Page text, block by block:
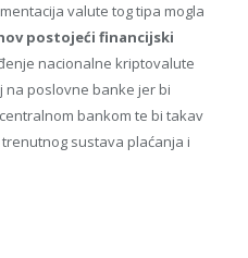
valute tog tipa mogla
postojeći financijski
nacionalne kriptovalute
na poslovne banke jer bi
bankom te bi takav
sustava plaćanja i